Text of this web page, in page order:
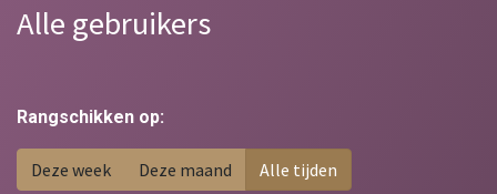
Alle gebruikers
Rangschikken op:
Deze week Deze maand Alle tijden